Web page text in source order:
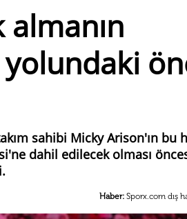
almanın
sahibi Micky Arison'ın bu
dahil edilecek olması
Haber: Sporx.com dış